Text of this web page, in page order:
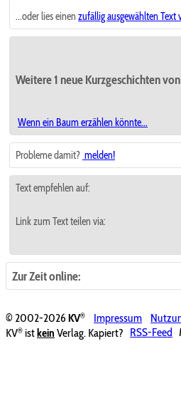
...oder lies einen zufällig ausgewählten Text
Weitere 1 neue Kurzgeschichten
Wenn ein Baum erzählen könnte...
Probleme damit? melden!
Text empfehlen auf:
Link zum Text teilen via:
Zur Zeit online:
© 2002-2026KV® Impressum
KV® istkein Verlag. Kapiert? RSS-Feed